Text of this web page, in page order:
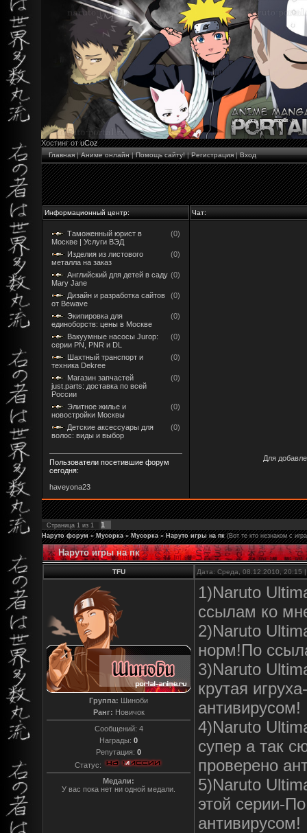
Хостинг отuCoz
Главная|Аниме онлайн|Помощь сайту!|Регистрация|Вход
Информационный центр: Чат:
Таможенный юрист в
Москве | Услуги ВЭД
(0)
Изделия из листового
металла на заказ
(0)
Английский для детей в саду
Mary Jane
(0)
Дизайн и разработка сайтов
от Bewave
(0)
Экипировка для
единоборств: цены в Москве
(0)
Вакуумные насосы Jurop:
серии PN, PNR и DL
(0)
Шахтный транспорт и
техника Dekree
(0)
Магазин запчастей
just.parts: доставка по всей
России
(0)
Элитное жилье и
новостройки Москвы
(0)
Детские аксессуары для
волос: виды и выбор
(0)
Пользователи посетившие форум
сегодня:
haveyona23
Для
Страница 1 из 1 1
Наруто форум » Мусорка » Мусорка » Наруто игры на пк (Вот те кто незнаком с
Наруто игры на пк
TFU Дата: Среда, 08.12.2010,
Группа: Шиноби
Ранг: Новичок
Сообщений: 4
Награды: 0
Репутация: 0
Статус:
Медали:
У вас пока нет ни одной медали.
1)Naruto
ссылам ко
2)Naruto
норм!По
3)Naruto
крутая
антивирусом!
4)Naruto
супер а так
проверено
5)Naruto
этой серии-
антивирусом!